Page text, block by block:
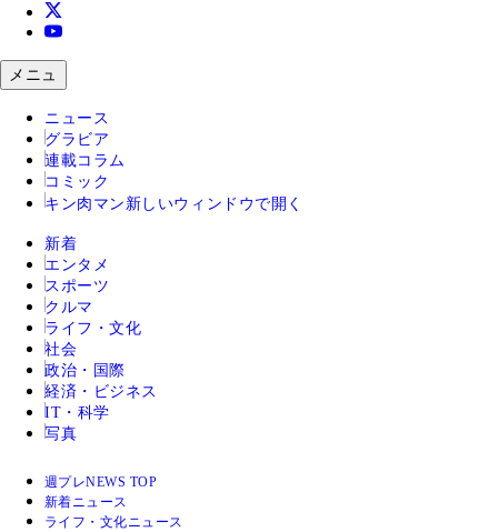
メニュ
ニュース
グラビア
連載コラム
コミック
キン肉マン 新しいウィンドウで開く
新着
エンタメ
スポーツ
クルマ
ライフ・文化
社会
政治・国際
経済・ビジネス
IT・科学
写真
週プレNEWS TOP
新着ニュース
ライフ・文化ニュース